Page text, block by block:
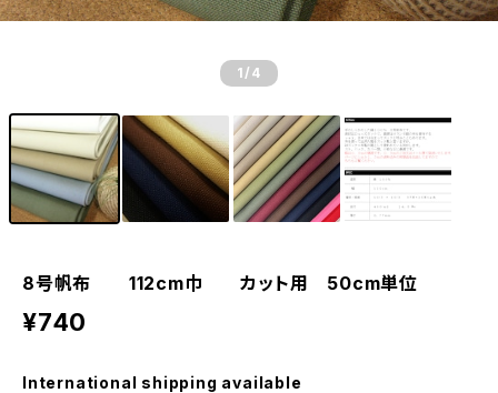
1 /4
8号帆布 112cm巾 カット用 50cm単位
¥740
International shipping available